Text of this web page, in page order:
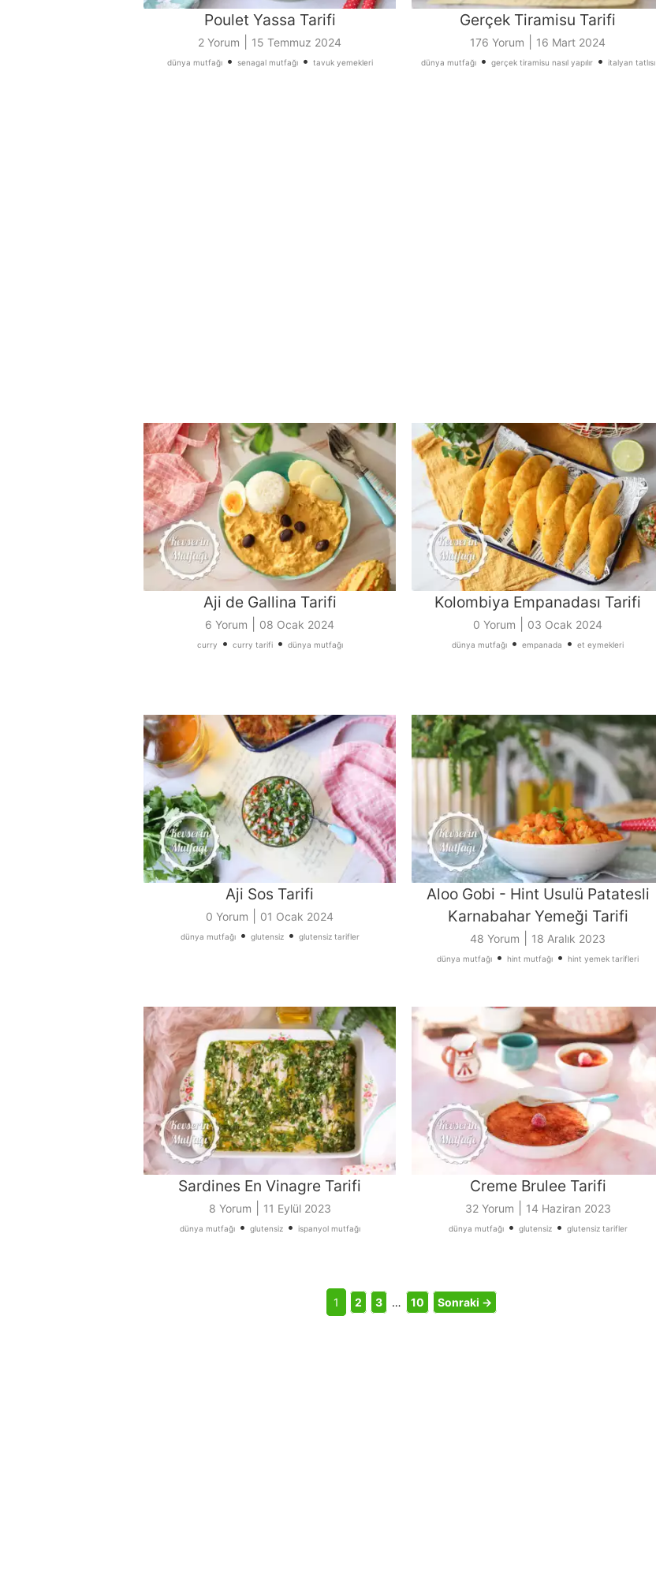
Poulet Yassa Tarifi
2 Yorum 15 Temmuz 2024
dünya mutfağı• senagal mutfağı• tavuk yemekleri
Gerçek Tiramisu Tarifi
176 Yorum 16 Mart 2024
dünya mutfağı• gerçek tiramisu nasıl yapılır• italyan tatlısı
Aji de Gallina Tarifi
6 Yorum 08 Ocak 2024
curry • curry tarifi• dünya mutfağı
Kolombiya Empanadası Tarifi
0 Yorum 03 Ocak 2024
dünya mutfağı • empanada • et eymekleri
Aji Sos Tarifi
0 Yorum 01 Ocak 2024
dünya mutfağı• glutensiz• glutensiz tarifler
Aloo Gobi - Hint Usulü Patatesli
Karnabahar Yemeği Tarifi
48 Yorum 18 Aralık 2023
dünya mutfağı • hint mutfağı • hint yemek tarifleri
Sardines En Vinagre Tarifi
8 Yorum 11 Eylül 2023
dünya mutfağı• glutensiz• ispanyol mutfağı
Creme Brulee Tarifi
32 Yorum 14 Haziran 2023
dünya mutfağı• glutensiz• glutensiz tarifler
1 2 3 … 10 Sonraki →